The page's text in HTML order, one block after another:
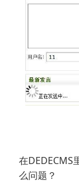
在DEDECMS
么问题？